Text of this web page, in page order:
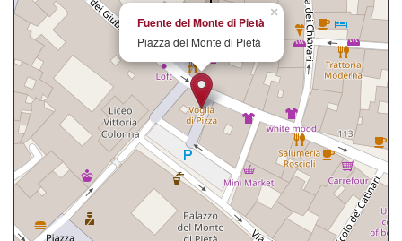
×
Fuente del Monte di Pietà
Piazza del Monte di Pietà